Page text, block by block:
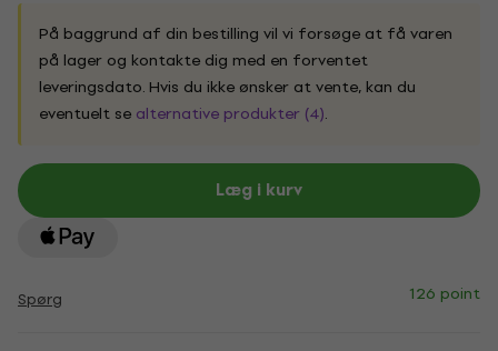
På baggrund af din bestilling vil vi forsøge at få varen
på lager og kontakte dig med en forventet
leveringsdato. Hvis du ikke ønsker at vente, kan du
eventuelt se alternative produkter (4).
Læg i kurv
Spørg 126 point